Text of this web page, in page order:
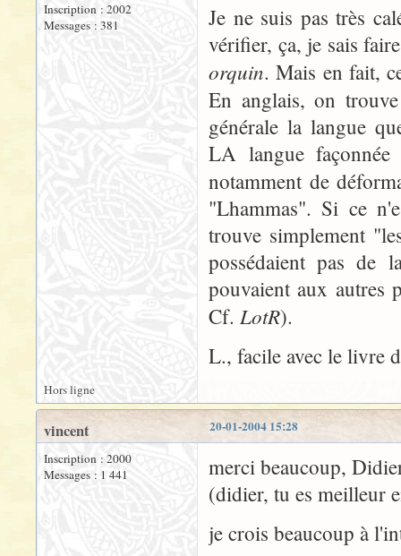
Inscription : 2002
Messages : 381
Je ne suis pas très
vérifier, ça, je sais
orquin. Mais en fait,
En anglais, on
générale la langue
LA langue
notamment de
"Lhammas". Si ce
trouve simplement
possédaient pas de
pouvaient aux autres
Cf. LotR).
L., facile avec le livre
Hors ligne
20-01-2004 15:28
vincent
Inscription : 2000
Messages : 1 441
merci beaucoup,
(didier, tu es meilleur
je crois beaucoup à